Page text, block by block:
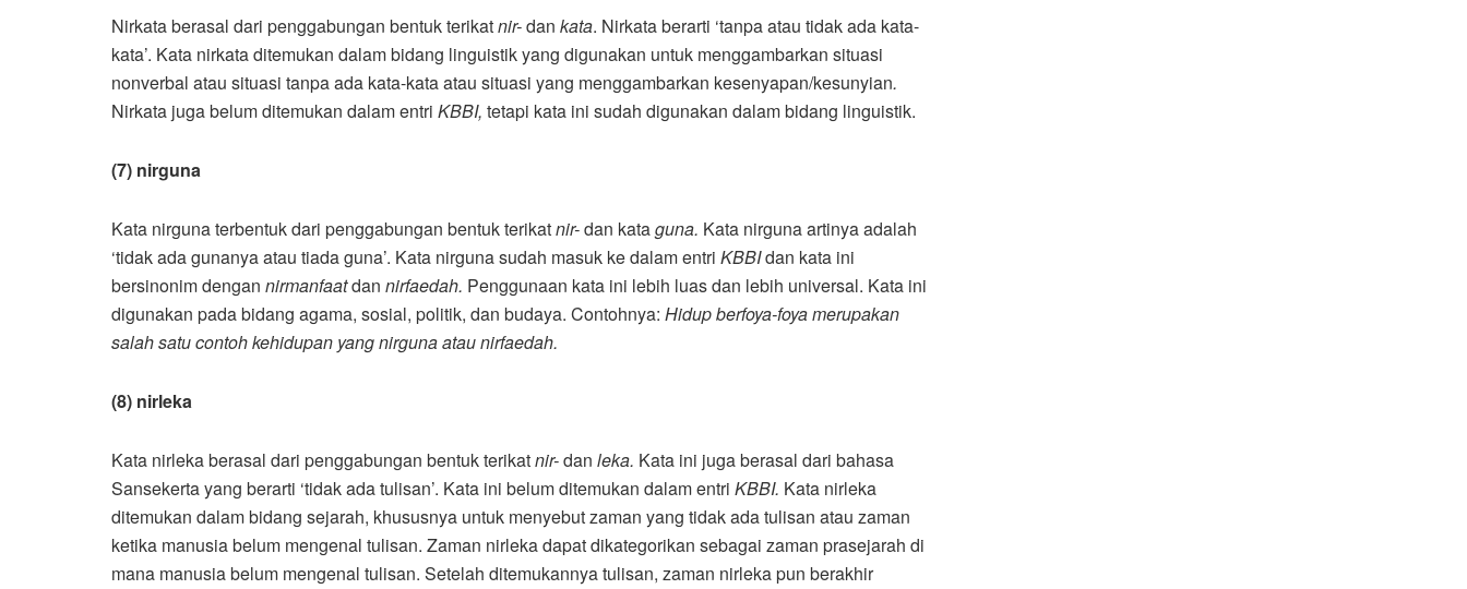
Nirkata berasal dari penggabungan bentuk terikatnir-dan kata. Nirkata berarti ‘tanpa atau tidak ada kata-
kata’. Kata nirkata ditemukan dalam bidang linguistik yang digunakan untuk menggambarkan situasi
nonverbal atau situasi tanpa ada kata-kata atau situasi yang menggambarkan kesenyapan/kesunyian.
Nirkata juga belum ditemukan dalam entri KBBI, tetapi kata ini sudah digunakan dalam bidang linguistik.
(7) nirguna
Kata nirguna terbentuk dari penggabungan bentuk terikatnir-dan kataguna. Kata nirguna artinya adalah
‘tidak ada gunanya atau tiada guna’. Kata nirguna sudah masuk ke dalam entri KBBIdan kata ini
bersinonim dengan nirmanfaatdan nirfaedah. Penggunaan kata ini lebih luas dan lebih universal. Kata ini
digunakan pada bidang agama, sosial, politik, dan budaya. Contohnya: Hidup berfoya-foya merupakan
salah satu contoh kehidupan yang nirguna atau nirfaedah.
(8) nirleka
Kata nirleka berasal dari penggabungan bentuk terikatnir-dan leka. Kata ini juga berasal dari bahasa
Sansekerta yang berarti ‘tidak ada tulisan’. Kata ini belum ditemukan dalam entri KBBI. Kata nirleka
ditemukan dalam bidang sejarah, khususnya untuk menyebut zaman yang tidak ada tulisan atau zaman
ketika manusia belum mengenal tulisan. Zaman nirleka dapat dikategorikan sebagai zaman prasejarah di
mana manusia belum mengenal tulisan. Setelah ditemukannya tulisan, zaman nirleka pun berakhir